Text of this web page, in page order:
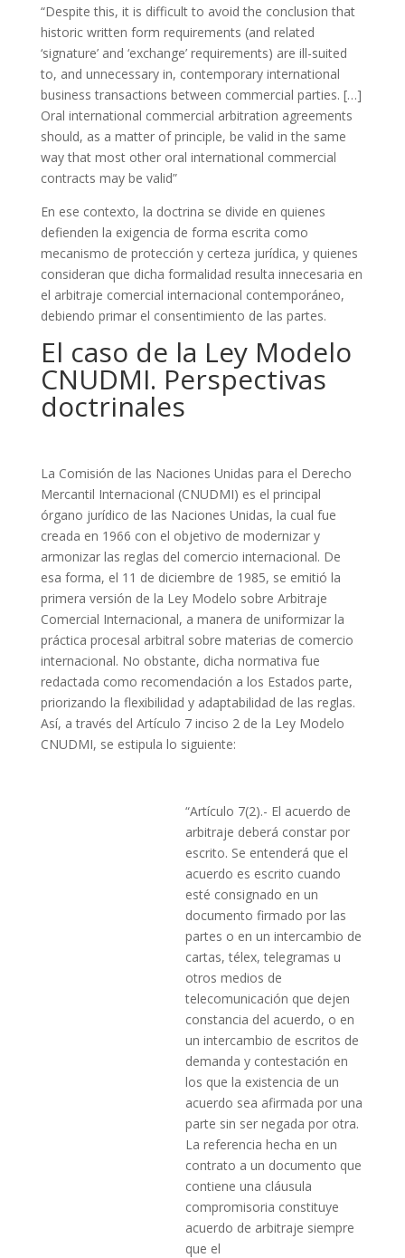
“Despite this, it is difficult to avoid the conclusion that
historic written form requirements (and related
‘signature’ and ‘exchange’ requirements) are ill-suited
to, and unnecessary in, contemporary international
business transactions between commercial parties. […]
Oral international commercial arbitration agreements
should, as a matter of principle, be valid in the same
way that most other oral international commercial
contracts may be valid”
En ese contexto, la doctrina se divide en quienes
defienden la exigencia de forma escrita como
mecanismo de protección y certeza jurídica, y quienes
consideran que dicha formalidad resulta innecesaria en
el arbitraje comercial internacional contemporáneo,
debiendo primar el consentimiento de las partes.
El caso de la Ley Modelo
CNUDMI. Perspectivas
doctrinales
La Comisión de las Naciones Unidas para el Derecho
Mercantil Internacional (CNUDMI) es el principal
órgano jurídico de las Naciones Unidas, la cual fue
creada en 1966 con el objetivo de modernizar y
armonizar las reglas del comercio internacional. De
esa forma, el 11 de diciembre de 1985, se emitió la
primera versión de la Ley Modelo sobre Arbitraje
Comercial Internacional, a manera de uniformizar la
práctica procesal arbitral sobre materias de comercio
internacional. No obstante, dicha normativa fue
redactada como recomendación a los Estados parte,
priorizando la flexibilidad y adaptabilidad de las reglas.
Así, a través del Artículo 7 inciso 2 de la Ley Modelo
CNUDMI, se estipula lo siguiente:
“Artículo 7(2).- El acuerdo de
arbitraje deberá constar por
escrito. Se entenderá que el
acuerdo es escrito cuando
esté consignado en un
documento firmado por las
partes o en un intercambio de
cartas, télex, telegramas u
otros medios de
telecomunicación que dejen
constancia del acuerdo, o en
un intercambio de escritos de
demanda y contestación en
los que la existencia de un
acuerdo sea afirmada por una
parte sin ser negada por otra.
La referencia hecha en un
contrato a un documento que
contiene una cláusula
compromisoria constituye
acuerdo de arbitraje siempre
que el